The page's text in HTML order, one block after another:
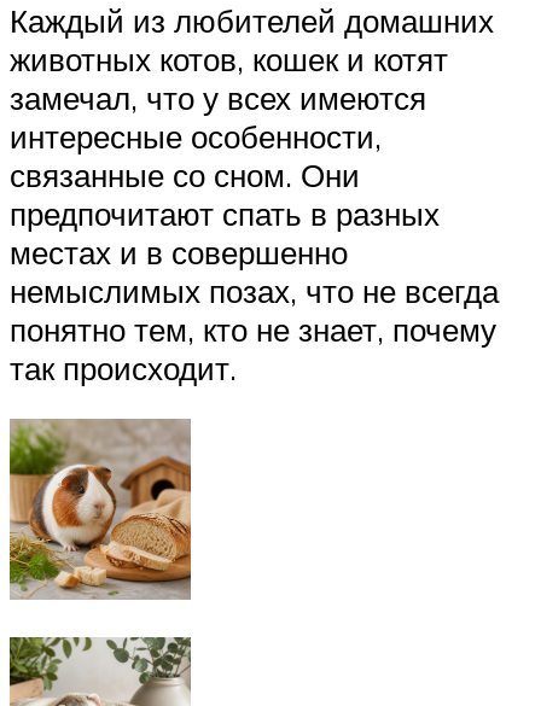
Каждый из любителей домашних
животных котов, кошек и котят
замечал, что у всех имеются
интересные особенности,
связанные со сном. Они
предпочитают спать в разных
местах и в совершенно
немыслимых позах, что не всегда
понятно тем, кто не знает, почему
так происходит.